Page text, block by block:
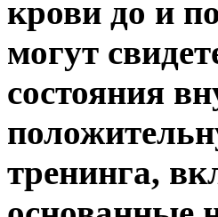
крови до и
могут
состояния
тренинга,